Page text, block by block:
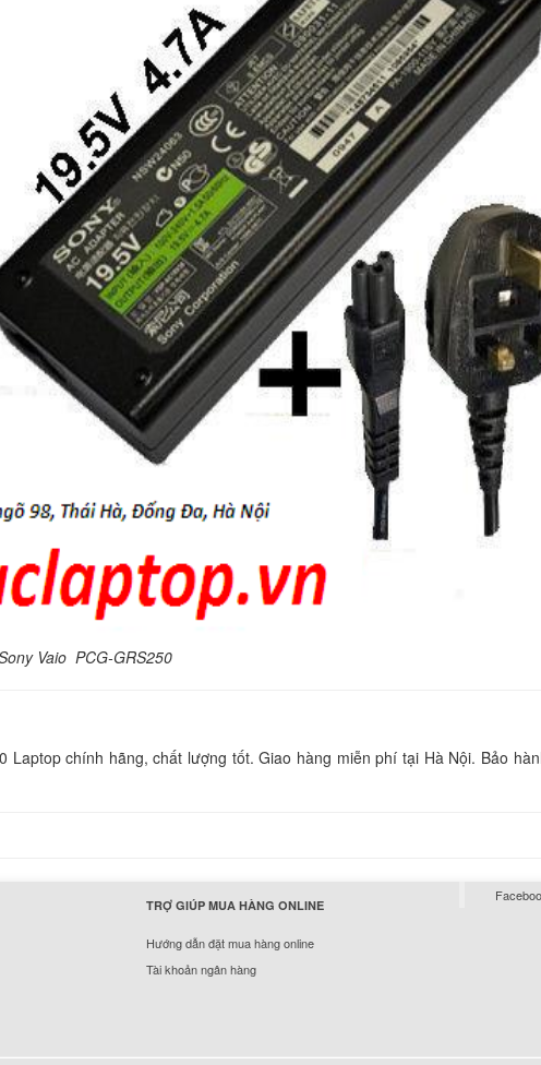
Vaio PCG-GRS250
Laptop chính hãng, chất lượng tốt. Giao hàng miễn phí tại Hà Nội. Bảo
TRỢ GIÚP MUA HÀNG ONLINE
Hướng dẫn đặt mua hàng online
Tài khoản ngân hàng